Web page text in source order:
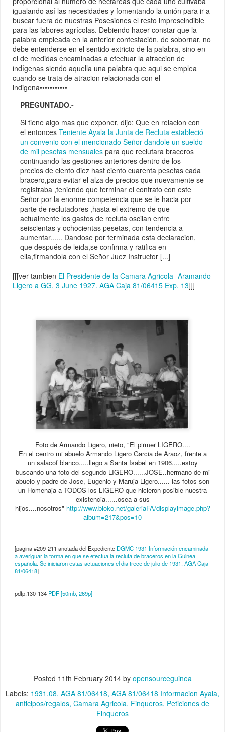
igualando así las necesidades y fomentando la unión para ir a
buscar fuera de nuestras Posesiones el resto imprescindible
para las labores agrícolas. Debiendo hacer constar que la
palabra empleada en la anterior contestación, de sobornar, no
debe entenderse en el sentido extricto de la palabra, sino en
el de medidas encaminadas a efectuar la atraccion de
indígenas siendo aquella una palabra que aqui se emplea
cuando se trata de atracion relacionada con el
indigena•••••••••••
PREGUNTADO.-
Si tiene algo mas que exponer, dijo: Que en relacion con
el entonces Teniente Ayala la Junta de Recluta estableció
un convenio con el mencionado Señor dandole un sueldo
de mil pesetas mensuales para que reclutara braceros
continuando las gestiones anteriores dentro de los
precios de ciento diez hast ciento cuarenta pesetas cada
bracero,para evitar el alza de precios que nuevamente se
registraba ,teniendo que terminar el contrato con este
Señor por la enorme competencia que se le hacia por
parte de reclutadores ,hasta el extremo de que
actualmente los gastos de recluta oscilan entre
seiscientas y ochocientas pesetas, con tendencia a
aumentar...... Dandose por terminada esta declaracion,
que después de leida,se confirma y ratifica en
ella,firmandola con el Señor Juez Instructor [...]
[[[ver tambien El Presidente de la Camara Agricola- Aramando
Ligero a GG, 3 June 1927. AGA Caja 81/06415 Exp. 13]]]
Foto de Armando Ligero, nieto, "El pirmer LIGERO....
En el centro mi abuelo Armando Ligero Garcia de Araoz, frente a
un salacof blanco.....llego a Santa Isabel en 1906.....estoy
buscando una foto del segundo LIGERO......JOSE..hermano de mi
abuelo y padre de Jose, Eugenio y Maruja Ligero...... las fotos son
un Homenaja a TODOS los LIGERO que hicieron posible nuestra
existencia......osea a sus
hijos....nosotros" http://www.bioko.net/galeriaFA/displayimage.php?
album=217&pos=10
[pagina #209-211 anotada del Expediente DGMC 1931 Información encaminada
a averiguar la forma en que se efectua la recluta de braceros en la Guinea
española. Se iniciaron estas actuaciones el dia trece de julio de 1931. AGA Caja
81/06418]
pdfp.130-134 PDF [50mb, 269p]
Posted 11th February 2014by opensourceguinea
Labels: 1931.08 AGA 81/06418 AGA 81/06418 Informacion Ayala
anticipos/regalos Camara Agricola Finqueros Peticiones de
Finqueros